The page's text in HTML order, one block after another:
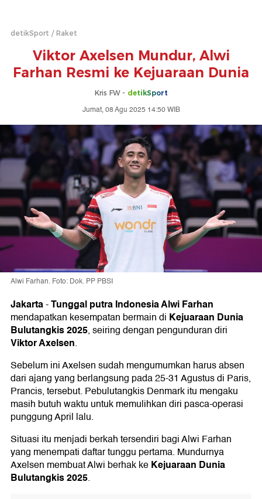
detikSport Raket
Viktor Axelsen Mundur, Alwi
Farhan Resmi ke Kejuaraan Dunia
Kris FW - detikSport
Jumat, 08 Agu 2025 14:50 WIB
Alwi Farhan. Foto: Dok. PP PBSI
Jakarta-Tunggal putra Indonesia Alwi Farhan
mendapatkan kesempatan bermain di Kejuaraan Dunia
Bulutangkis 2025, seiring dengan pengunduran diri
Viktor Axelsen.
Sebelum ini Axelsen sudah mengumumkan harus absen
dari ajang yang berlangsung pada 25-31 Agustus di Paris,
Prancis, tersebut. Pebulutangkis Denmark itu mengaku
masih butuh waktu untuk memulihkan diri pasca-operasi
punggung April lalu.
Situasi itu menjadi berkah tersendiri bagi Alwi Farhan
yang menempati daftar tunggu pertama. Mundurnya
Axelsen membuat Alwi berhak keKejuaraan Dunia
Bulutangkis 2025.